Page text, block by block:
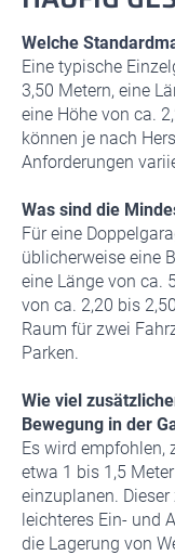
Welche
Eine typische
3,50 Metern, eine
eine Höhe von ca.
können je nach
Anforderungen
Was sind die
Für eine
üblicherweise eine
eine Länge von ca.
von ca. 2,20 bis
Raum für zwei
Parken.
Wie viel
Bewegung in der
Es wird empfohlen,
etwa 1 bis 1,5
einzuplanen.
leichteres Ein- und
die Lagerung von